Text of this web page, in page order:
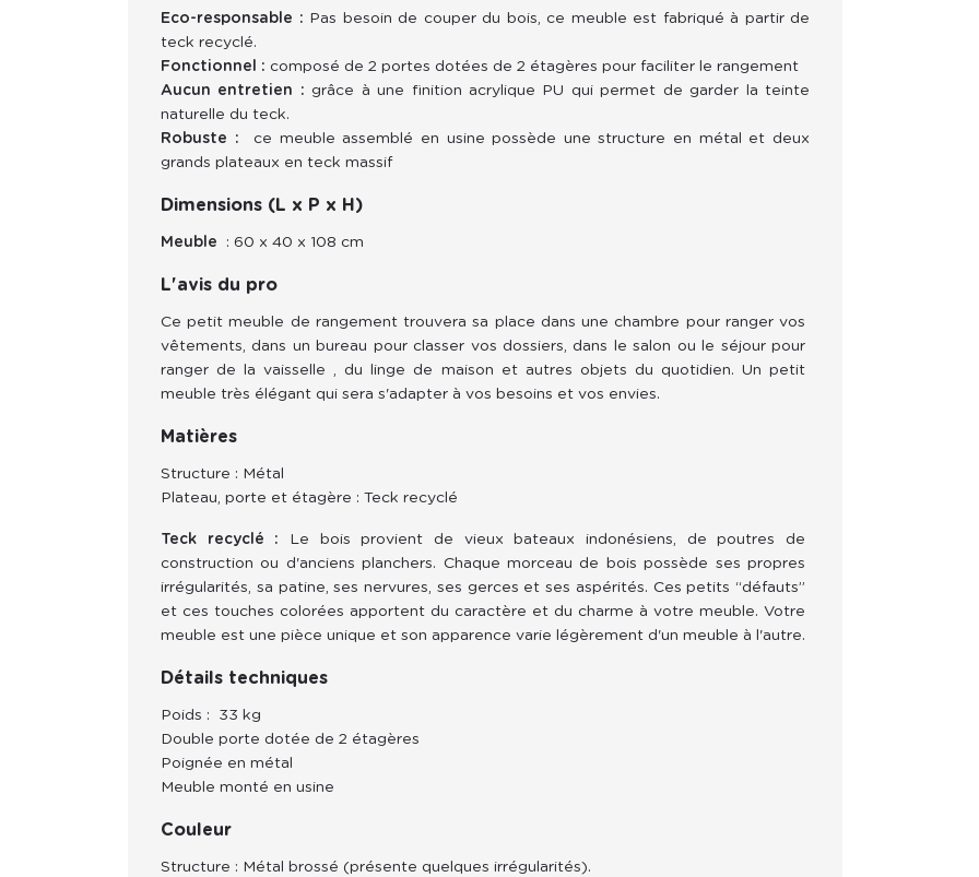
Eco-responsable : Pas besoin de couper du bois, ce meuble est fabriqué à partir de
teck recyclé.
Fonctionnel : composé de 2 portes dotées de 2 étagères pour faciliter le rangement
Aucun entretien : grâce à une finition acrylique PU qui permet de garder la teinte
naturelle du teck.
Robuste :
ce meuble assemblé en usine possède une structure en métal et deux
grands plateaux en teck massif
Dimensions (L x P x H)
Meuble : 60 x 40 x 108 cm
L'avis du pro
Ce petit meuble de rangement trouvera sa place dans une chambre pour ranger vos
vêtements, dans un bureau pour classer vos dossiers, dans le salon ou le séjour pour
ranger de la vaisselle , du linge de maison et autres objets du quotidien. Un petit
meuble très élégant qui sera s'adapter à vos besoins et vos envies.
Matières
Structure : Métal
Plateau, porte et étagère : Teck recyclé
Teck recyclé :
Le bois provient de vieux bateaux indonésiens, de poutres de
construction ou d'anciens planchers. Chaque morceau de bois possède ses propres
irrégularités, sa patine, ses nervures, ses gerces et ses aspérités. Ces petits “défauts”
et ces touches colorées apportent du caractère et du charme à votre meuble. Votre
meuble est une pièce unique et son apparence varie légèrement d'un meuble à l'autre.
Détails techniques
Poids : 33 kg
Double porte dotée de 2 étagères
Poignée en métal
Meuble monté en usine
Couleur
Structure : Métal brossé (présente quelques irrégularités).